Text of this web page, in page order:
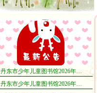
丹东市少年儿童图书馆2026年…
丹东市少年儿童图书馆2026年…